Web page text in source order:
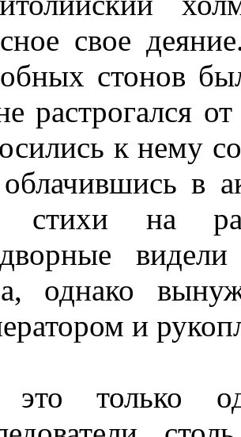
свое
стонов
растрогался
к нему
в
стихи на
однако
и
только